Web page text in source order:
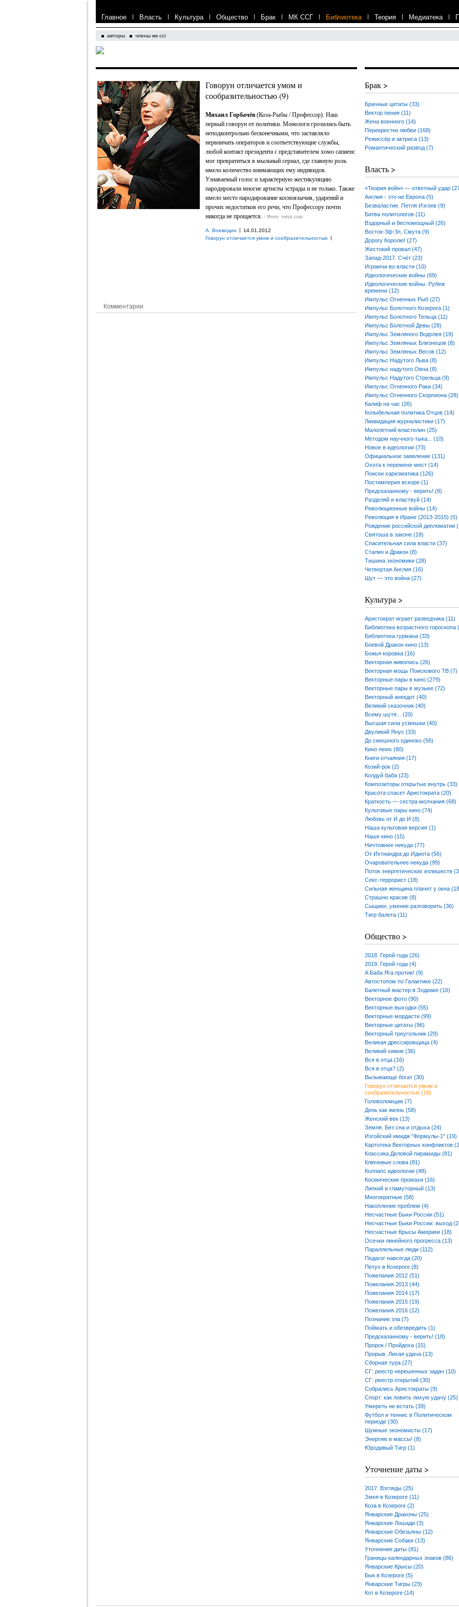
Главное | Власть | Культура | Общество | Брак | МК ССГ | Библиотека | Теория | Медиатека |
авторы члены мк ссг
Говорун отличается умом и
сообразительностью (9)
Михаил Горбачёв (Коза-Рыбы / Профессор). Наш
первый говорун от политики. Монологи грозились быть
неподконтрольно бесконечными, что заставляло
нервничать операторов и соответствующие службы,
любой контакт президента с представителем хомо сапиенс
мог превратиться в мыльный сериал, где главную роль
имело количество внимающих ему индивидов.
Узнаваемый голос и характерную жестикуляцию
пародировали многие артисты эстрады и не только. Также
имело место пародирование косноязычия, ударений и
прочих недостатков его речи, что Профессору почти
никогда не прощается. / Фото: versii.com
А. Воеводин |
Говорун отличается умом и сообразительностью |
14.01.2012
Комментарии
Брак >
Брачные цитаты (33)
Вектор пения (11)
Жена военного (14)
Перекрестки любви (168)
Режиссёр и актриса (13)
Романтический развод (7)
Власть >
«Теория войн» — ответный удар
Англия - это не Европа (5)
Безваластие. Петля Изгоев (9)
Битва политологов (11)
Вздорный и беспомощный (26)
Восток-3ф-3п, Смута (9)
Дорогу Королю! (27)
Жестокий провал (47)
Запад-2017. Счёт (23)
Играючи во власти (10)
Идеологические войны (69)
Идеологические войны. Рубеж
времени (12)
Импульс Огненных Рыб (27)
Импульс Болотного Козерога (1)
Импульс Болотного Тельца (11)
Импульс Болотной Девы (28)
Импульс Земляного Водолея (19)
Импульс Земляных Близнецов (8)
Импульс Земляных Весов (12)
Импульс Надутого Льва (8)
Импульс надутого Овна (8)
Импульс Надутого Стрельца (9)
Импульс Огненного Рака (34)
Импульс Огненного Скорпиона (28)
Калиф на час (26)
Колыбельная политика Отцов (14)
Ликвидация журналистики (17)
Малолетний властелин (25)
Методом научного тыка... (10)
Новое в идеологии (73)
Официальное заявление (131)
Охота к перемене мест (14)
Поиски харизматика (126)
Постимперия вскоре (1)
Предсказанному - верить! (8)
Разделяй и властвуй (14)
Революционные войны (14)
Революция в Иране (2013-2015) (5)
Рождение российской дипломатии
Святоша в законе (18)
Спасительная сила власти (37)
Сталин и Дракон (8)
Тишина экономики (28)
Четвертая Англия (16)
Шут — это война (27)
Культура >
Аристократ играет разведчика (11)
Библиотека возрастного гороскопа
Библиотека гурмана (33)
Боевой Дракон кино (13)
Божья коровка (16)
Векторная живопись (26)
Векторная мощь Поискового ТВ (7)
Векторные пары в кино (279)
Векторные пары в музыке (72)
Векторный анекдот (40)
Великий сказочник (40)
Всему шутя... (20)
Высшая сила усмешки (40)
Двуликий Янус (33)
До смешного одиноко (56)
Кино news (80)
Книги отчаяния (17)
Козий-рок (2)
Колдуй баба (23)
Композиторы открытые внутрь (33)
Красота спасет Аристократа (20)
Краткость — сестра молчания (68)
Культовые пары кино (74)
Любовь от И до И (8)
Наша культовая версия (1)
Наше кино (15)
Ничтожнее некуда (77)
От Ихтиандра до Идиота (56)
Очаровательнее некуда (99)
Поток энергетических излишеств
Секс-террорист (18)
Сильная женщина плачет у окна
Страшно красив (8)
Сыщики, умение разговорить (36)
Тигр балета (11)
Общество >
2018. Герой года (26)
2019. Герой года (4)
А Баба Яга против! (9)
Автостопом по Галактике (22)
Балетный мастер в Зодиаке (16)
Векторное фото (90)
Векторные выходки (55)
Векторные мордасти (99)
Векторные цитаты (96)
Векторный треугольник (29)
Великая дрессировщица (4)
Великий химик (36)
Вся в отца (16)
Вся в отца? (2)
Вызывающе богат (30)
Говорун отличается умом и
сообразительностью (18)
Головоломщик (7)
День как жизнь (58)
Женский век (13)
Земля. Без сна и отдыха (24)
Изгойский имидж "Формулы-1" (19)
Картотека Векторных конфликтов
Классика Деловой пирамиды (81)
Ключевые слова (81)
Коллапс идеологии (48)
Космические промахи (16)
Липкий и гламуторный (13)
Многократные (58)
Накопление проблем (4)
Несчастные Быки России (51)
Несчастные Быки России: выход
Несчастные Крысы Америки (18)
Осечки линейного прогресса (13)
Параллельные люди (112)
Педагог навсегда (20)
Петух в Козероге (8)
Пожелания 2012 (51)
Пожелания 2013 (44)
Пожелания 2014 (17)
Пожелания 2015 (19)
Пожелания 2016 (12)
Познание зла (7)
Поймать и обезвредить (1)
Предсказанному - верить! (18)
Пророк / Пройдоха (15)
Прорыв. Лихая удача (13)
Сборная тура (27)
СГ: реестр нерешенных задач (10)
СГ: реестр открытий (30)
Собрались Аристократы (9)
Спорт: как ловить лихую удачу (25)
Умереть не встать (39)
Футбол и теннис в Политическом
периоде (30)
Шумные экономисты (17)
Энергию в массы! (8)
Юродивый Тигр (1)
Уточнение даты >
2017. Взгляды (25)
Змея в Козероге (11)
Коза в Козероге (2)
Январские Драконы (25)
Январские Лошади (3)
Январские Обезьяны (12)
Январские Собаки (13)
Уточнение даты (81)
Границы календарных знаков (86)
Январские Крысы (20)
Бык в Козероге (5)
Январские Тигры (23)
Кот в Козероге (14)